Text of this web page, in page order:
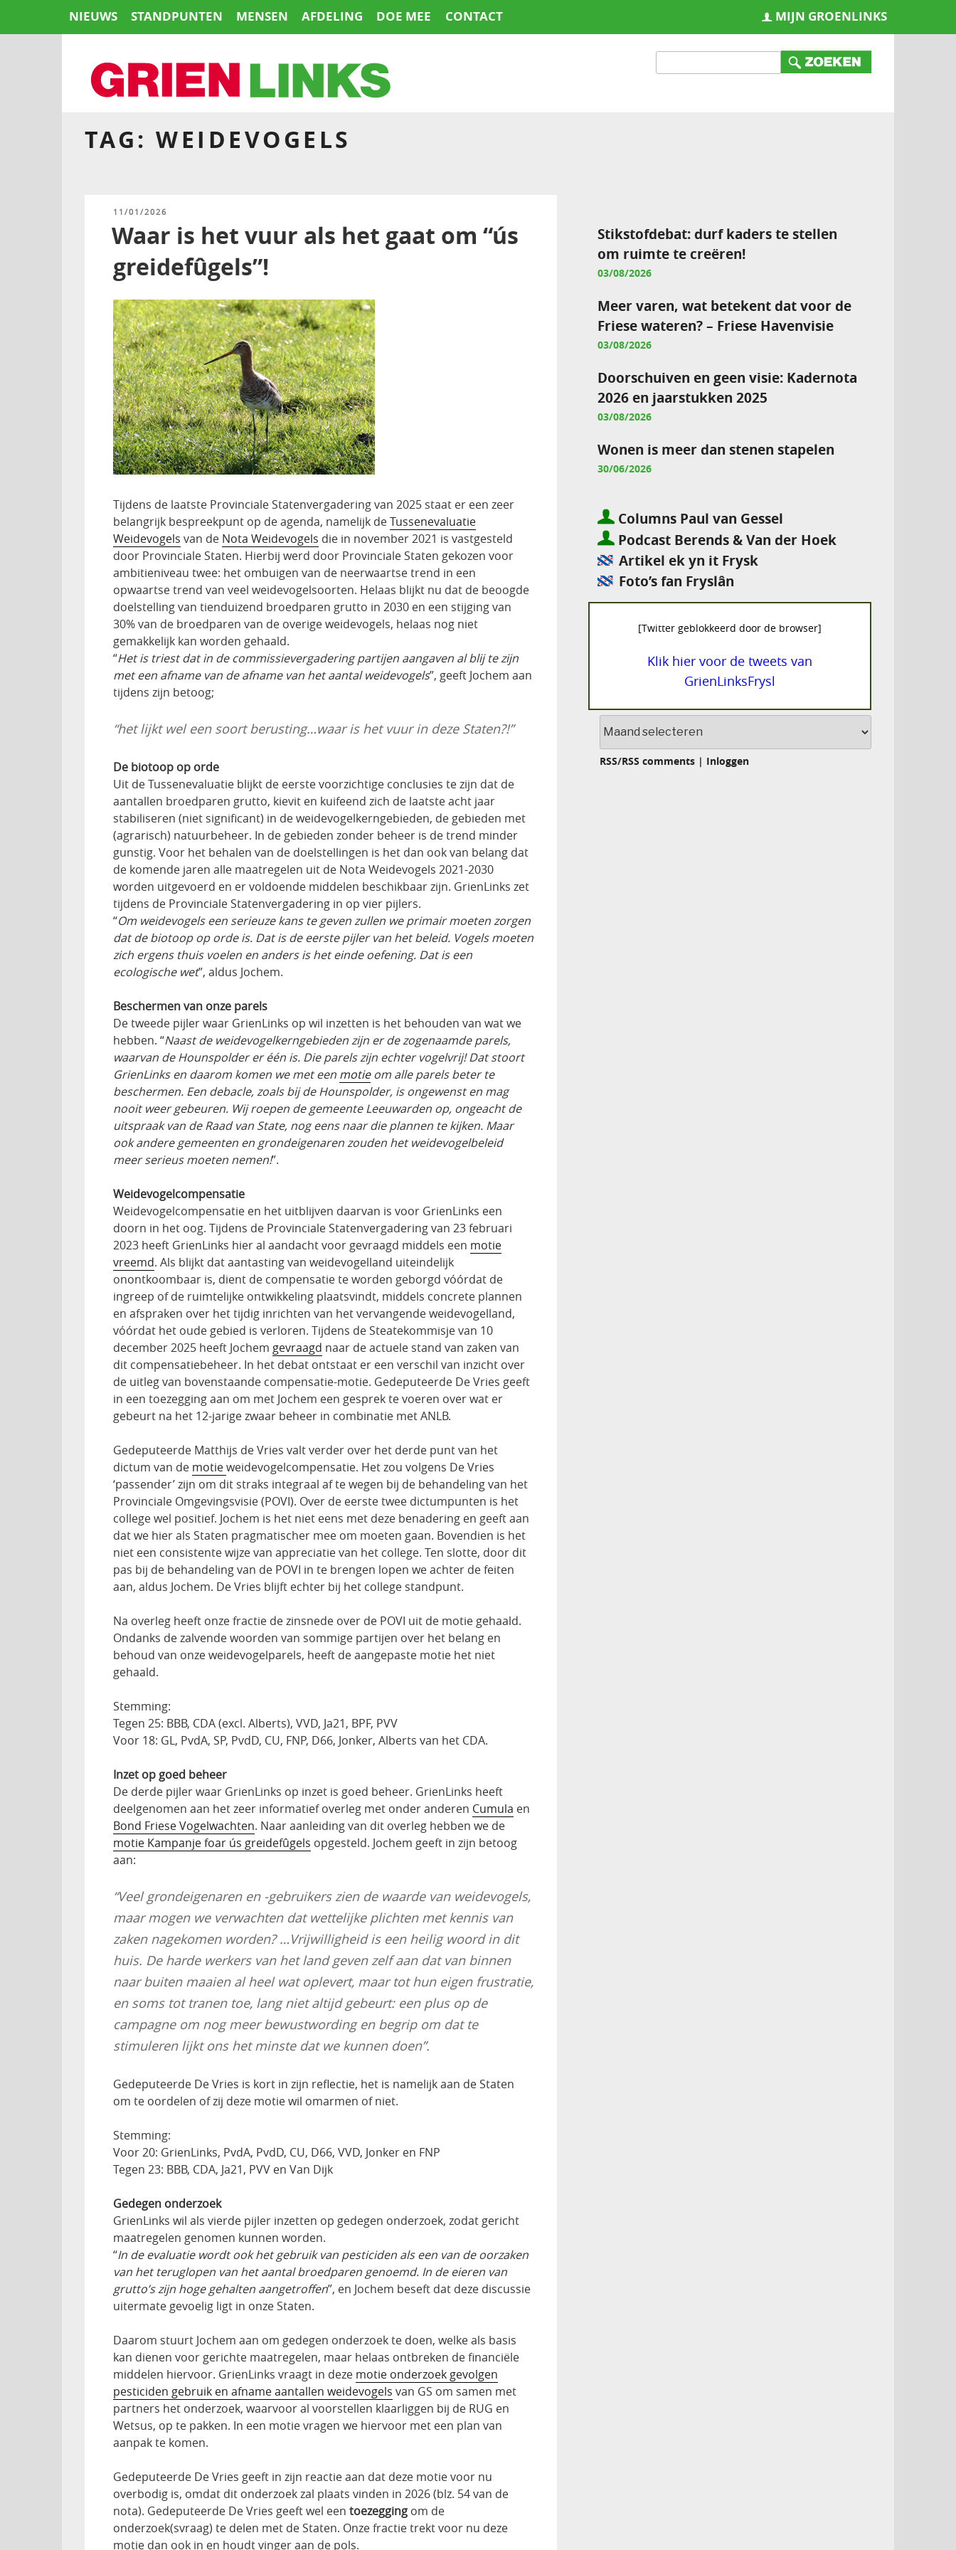
NIEUWS STANDPUNTEN MENSEN AFDELING DOE MEE CONTACT MIJN GROENLINKS
HOME
TAG:WEIDEVOGELS
GEPLAATST
11/01/2026
Waar is het vuur als het gaat om “ús
greidefûgels”!
Tijdens de laatste Provinciale Statenvergadering van 2025 staat er een zeer
belangrijk bespreekpunt op de agenda, namelijk deTussenevaluatie
Weidevogels van de Nota Weidevogels die in november 2021 is vastgesteld
door Provinciale Staten. Hierbij werd door Provinciale Staten gekozen voor
ambitieniveau twee: het ombuigen van de neerwaartse trend in een
opwaartse trend van veel weidevogelsoorten. Helaas blijkt nu dat de beoogde
doelstelling van tienduizend broedparen grutto in 2030 en een stijging van
30% van de broedparen van de overige weidevogels, helaas nog niet
gemakkelijk kan worden gehaald.
“Het is triest dat in de commissievergadering partijen aangaven al blij te zijn
met een afname van de afname van het aantal weidevogels”, geeft Jochem aan
tijdens zijn betoog;
“het lijkt wel een soort berusting…waar is het vuur in deze Staten?!”
De biotoop op orde
Uit de Tussenevaluatie blijkt de eerste voorzichtige conclusies te zijn dat de
aantallen broedparen grutto, kievit en kuifeend zich de laatste acht jaar
stabiliseren (niet significant) in de weidevogelkerngebieden, de gebieden met
(agrarisch) natuurbeheer. In de gebieden zonder beheer is de trend minder
gunstig. Voor het behalen van de doelstellingen is het dan ook van belang dat
de komende jaren alle maatregelen uit de Nota Weidevogels 2021-2030
worden uitgevoerd en er voldoende middelen beschikbaar zijn. GrienLinks zet
tijdens de Provinciale Statenvergadering in op vier pijlers.
“Om weidevogels een serieuze kans te geven zullen we primair moeten zorgen
dat de biotoop op orde is. Dat is de eerste pijler van het beleid. Vogels moeten
zich ergens thuis voelen en anders is het einde oefening. Dat is een
ecologische wet”, aldus Jochem.
Beschermen van onze parels
De tweede pijler waar GrienLinks op wil inzetten is het behouden van wat we
hebben. “Naast de weidevogelkerngebieden zijn er de zogenaamde parels,
waarvan de Hounspolder er één is. Die parels zijn echter vogelvrij! Dat stoort
GrienLinks en daarom komen we met een motieom alle parels beter te
beschermen. Een debacle, zoals bij de Hounspolder, is ongewenst en mag
nooit weer gebeuren. Wij roepen de gemeente Leeuwarden op, ongeacht de
uitspraak van de Raad van State, nog eens naar die plannen te kijken. Maar
ook andere gemeenten en grondeigenaren zouden het weidevogelbeleid
meer serieus moeten nemen!”.
Weidevogelcompensatie
Weidevogelcompensatie en het uitblijven daarvan is voor GrienLinks een
doorn in het oog. Tijdens de Provinciale Statenvergadering van 23 februari
2023 heeft GrienLinks hier al aandacht voor gevraagd middels een motie
vreemd. Als blijkt dat aantasting van weidevogelland uiteindelijk
onontkoombaar is, dient de compensatie te worden geborgd vóórdat de
ingreep of de ruimtelijke ontwikkeling plaatsvindt, middels concrete plannen
en afspraken over het tijdig inrichten van het vervangende weidevogelland,
vóórdat het oude gebied is verloren. Tijdens de Steatekommisje van 10
december 2025 heeft Jochem gevraagd naar de actuele stand van zaken van
dit compensatiebeheer. In het debat ontstaat er een verschil van inzicht over
de uitleg van bovenstaande compensatie-motie. Gedeputeerde De Vries geeft
in een toezegging aan om met Jochem een gesprek te voeren over wat er
gebeurt na het 12-jarige zwaar beheer in combinatie met ANLB.
Gedeputeerde Matthijs de Vries valt verder over het derde punt van het
dictum van de motieweidevogelcompensatie. Het zou volgens De Vries
‘passender’ zijn om dit straks integraal af te wegen bij de behandeling van het
Provinciale Omgevingsvisie (POVI). Over de eerste twee dictumpunten is het
college wel positief. Jochem is het niet eens met deze benadering en geeft aan
dat we hier als Staten pragmatischer mee om moeten gaan. Bovendien is het
niet een consistente wijze van appreciatie van het college. Ten slotte, door dit
pas bij de behandeling van de POVI in te brengen lopen we achter de feiten
aan, aldus Jochem. De Vries blijft echter bij het college standpunt.
Na overleg heeft onze fractie de zinsnede over de POVI uit de motie gehaald.
Ondanks de zalvende woorden van sommige partijen over het belang en
behoud van onze weidevogelparels, heeft de aangepaste motie het niet
gehaald.
Stemming:
Tegen 25: BBB, CDA (excl. Alberts), VVD, Ja21, BPF, PVV
Voor 18: GL, PvdA, SP, PvdD, CU, FNP, D66, Jonker, Alberts van het CDA.
Inzet op goed beheer
De derde pijler waar GrienLinks op inzet is goed beheer. GrienLinks heeft
deelgenomen aan het zeer informatief overleg met onder anderen Cumula en
Bond Friese Vogelwachten. Naar aanleiding van dit overleg hebben we de
motie Kampanje foar ús greidefûgels opgesteld. Jochem geeft in zijn betoog
aan:
“Veel grondeigenaren en -gebruikers zien de waarde van weidevogels,
maar mogen we verwachten dat wettelijke plichten met kennis van
zaken nagekomen worden? …Vrijwilligheid is een heilig woord in dit
huis. De harde werkers van het land geven zelf aan dat van binnen
naar buiten maaien al heel wat oplevert, maar tot hun eigen frustratie,
en soms tot tranen toe, lang niet altijd gebeurt: een plus op de
campagne om nog meer bewustwording en begrip om dat te
stimuleren lijkt ons het minste dat we kunnen doen”.
Gedeputeerde De Vries is kort in zijn reflectie, het is namelijk aan de Staten
om te oordelen of zij deze motie wil omarmen of niet.
Stemming:
Voor 20: GrienLinks, PvdA, PvdD, CU, D66, VVD, Jonker en FNP
Tegen 23: BBB, CDA, Ja21, PVV en Van Dijk
Gedegen onderzoek
GrienLinks wil als vierde pijler inzetten op gedegen onderzoek, zodat gericht
maatregelen genomen kunnen worden.
“In de evaluatie wordt ook het gebruik van pesticiden als een van de oorzaken
van het teruglopen van het aantal broedparen genoemd. In de eieren van
grutto’s zijn hoge gehalten aangetroffen”, en Jochem beseft dat deze discussie
uitermate gevoelig ligt in onze Staten.
Daarom stuurt Jochem aan om gedegen onderzoek te doen, welke als basis
kan dienen voor gerichte maatregelen, maar helaas ontbreken de financiële
middelen hiervoor. GrienLinks vraagt in deze motie onderzoek gevolgen
pesticiden gebruik en afname aantallen weidevogels van GS om samen met
partners het onderzoek, waarvoor al voorstellen klaarliggen bij de RUG en
Wetsus, op te pakken. In een motie vragen we hiervoor met een plan van
aanpak te komen.
Gedeputeerde De Vries geeft in zijn reactie aan dat deze motie voor nu
overbodig is, omdat dit onderzoek zal plaats vinden in 2026 (blz. 54 van de
nota). Gedeputeerde De Vries geeft wel een toezegging om de
onderzoek(svraag) te delen met de Staten. Onze fractie trekt voor nu deze
motie dan ook in en houdt vinger aan de pols.
Stikstofdebat: durf kaders te stellen
om ruimte te creëren!
03/08/2026
Meer varen, wat betekent dat voor de
Friese wateren? – Friese Havenvisie
03/08/2026
Doorschuiven en geen visie: Kadernota
2026 en jaarstukken 2025
03/08/2026
Wonen is meer dan stenen stapelen
30/06/2026
Columns Paul van Gessel
Podcast Berends & Van der Hoek
Artikel ek yn it Frysk
Foto’s fan Fryslân
[Twitter geblokkeerd door de browser]
Klik hier voor de tweets van
GrienLinksFrysl
RSS/RSS comments| Inloggen